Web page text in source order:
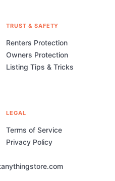
TRUST & SAFETY
Renters Protection
Owners Protection
Listing Tips & Tricks
LEGAL
Terms of Service
Privacy Policy